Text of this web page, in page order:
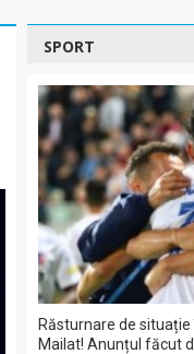
SPORT
Răsturnare de
Mailat! Anunțul făcut